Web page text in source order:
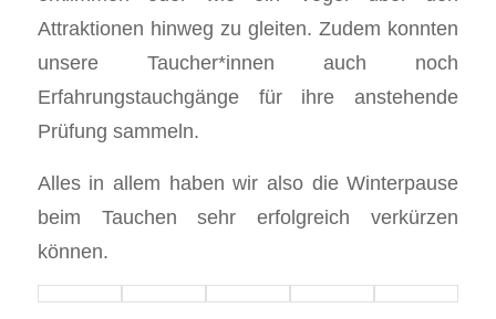
Attraktionen hinweg zu gleiten. Zudem konnten
unsere Taucher*innen auch noch
Erfahrungstauchgänge für ihre anstehende
Prüfung sammeln.
Alles in allem haben wir also die Winterpause
beim Tauchen sehr erfolgreich verkürzen
können.